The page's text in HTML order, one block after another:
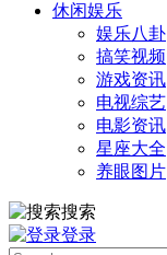
休闲娱乐
娱乐八卦
搞笑视频
游戏资讯
电视综艺
电影资讯
星座大全
养眼图片
搜索
登录